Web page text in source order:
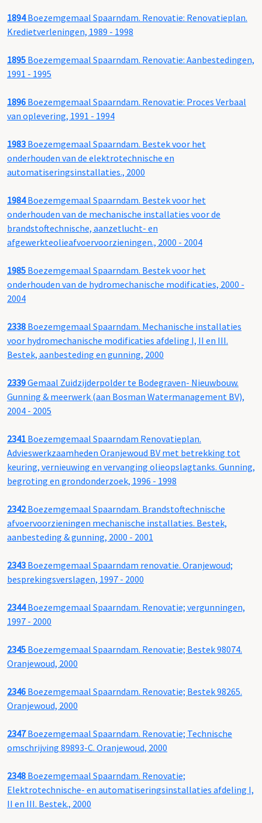
1894Boezemgemaal Spaarndam. Renovatie: Renovatieplan.
Kredietverleningen, 1989 - 1998
1895 Boezemgemaal Spaarndam. Renovatie: Aanbestedingen,
1991 - 1995
1896 Boezemgemaal Spaarndam. Renovatie: Proces Verbaal
van oplevering, 1991 - 1994
1983 Boezemgemaal Spaarndam. Bestek voor het
onderhouden van de elektrotechnische en
automatiseringsinstallaties., 2000
1984Boezemgemaal Spaarndam. Bestek voor het
onderhouden van de mechanische installaties voor de
brandstoftechnische, aanzetlucht- en
afgewerkteolieafvoervoorzieningen., 2000 - 2004
1985 Boezemgemaal Spaarndam. Bestek voor het
onderhouden van de hydromechanische modificaties, 2000 -
2004
2338 Boezemgemaal Spaarndam. Mechanische installaties
voor hydromechanische modificaties afdeling I, II en III.
Bestek, aanbesteding en gunning, 2000
2339Gemaal Zuidzijderpolder te Bodegraven- Nieuwbouw.
Gunning & meerwerk (aan Bosman Watermanagement BV),
2004 - 2005
2341 Boezemgemaal Spaarndam Renovatieplan.
Advieswerkzaamheden Oranjewoud BV met betrekking tot
keuring, vernieuwing en vervanging olieopslagtanks. Gunning,
begroting en grondonderzoek, 1996 - 1998
2342Boezemgemaal Spaarndam. Brandstoftechnische
afvoervoorzieningen mechanische installaties. Bestek,
aanbesteding & gunning, 2000 - 2001
2343 Boezemgemaal Spaarndam renovatie. Oranjewoud;
besprekingsverslagen, 1997 - 2000
2344Boezemgemaal Spaarndam. Renovatie; vergunningen,
1997 - 2000
2345 Boezemgemaal Spaarndam. Renovatie; Bestek 98074.
Oranjewoud, 2000
2346 Boezemgemaal Spaarndam. Renovatie; Bestek 98265.
Oranjewoud, 2000
2347Boezemgemaal Spaarndam. Renovatie; Technische
omschrijving 89893-C. Oranjewoud, 2000
2348 Boezemgemaal Spaarndam. Renovatie;
Elektrotechnische- en automatiseringsinstallaties afdeling I,
II en III. Bestek., 2000